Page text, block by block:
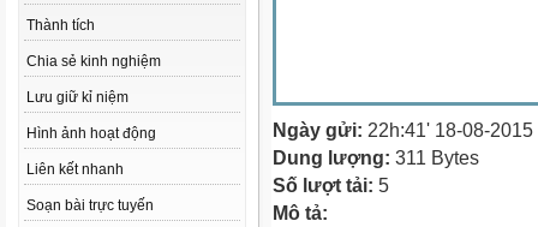
Thành tích
Chia sẻ kinh nghiệm
Lưu giữ kỉ niệm
Hình ảnh hoạt động
Liên kết nhanh
Soạn bài trực tuyến
Ngày gửi: 22h:41' 18-08-2015
Dung lượng: 311 Bytes
Số lượt tải: 5
Mô tả: